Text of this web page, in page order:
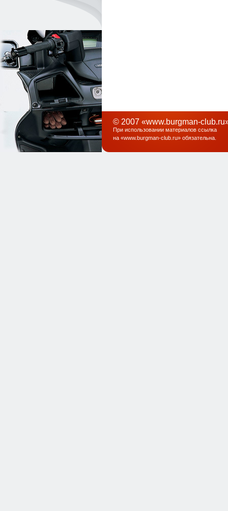
© 2007 «www.burgman-
При использовании материалов ссылка
на «www.burgman-club.ru» обязательна